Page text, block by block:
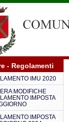
- Regolamenti
IMU 2020
MODIFICHE
IMPOSTA
IMPOSTA